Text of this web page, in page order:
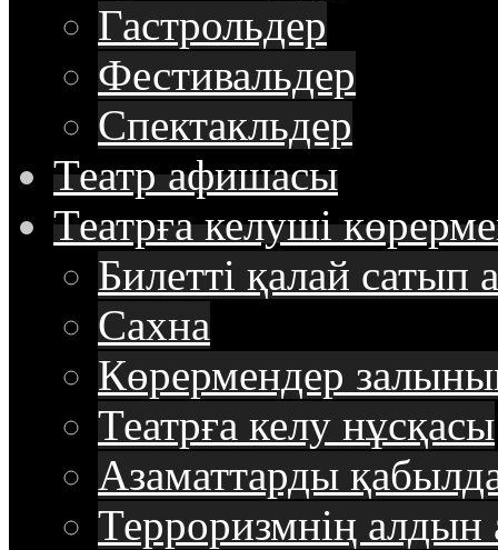
Гастрольдер
Фестивальдер
Спектакльдер
Театрафишасы
Театрға келуші
Билетті қалай сатып
Сахна
Көрермендер
Театрға келу нұсқасы
Азаматтарды
Терроризмнің